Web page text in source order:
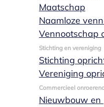
Maatschap
Naamloze
Vennootschap
Stichting en vereniging
Stichting
Vereniging
Commercieel
Nieuwbouw